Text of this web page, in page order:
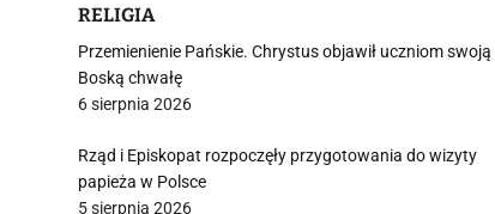
RELIGIA
Przemienienie Pańskie. Chrystus objawił uczniom swoją
Boską chwałę
6 sierpnia 2026
Rząd i Episkopat rozpoczęły przygotowania do wizyty
papieża w Polsce
5 sierpnia 2026